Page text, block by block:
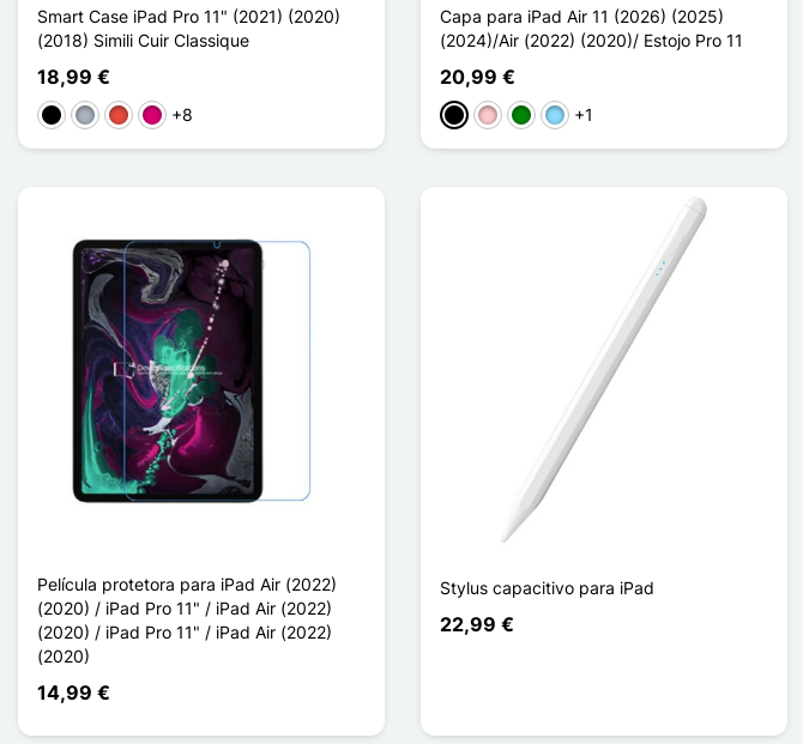
Smart Case iPad Pro 11" (2021) (2020)
(2018) Simili Cuir Classique
18,99 €
PretoCinzentoVermelho
Magenta
+8
Capa para iPad Air 11 (2026) (2025)
(2024)/Air (2022) (2020)/ Estojo Pro 11
20,99 €
PretoRosaVerdeAzul Claro
+1
Película protetora para iPad Air (2022)
(2020) / iPad Pro 11" / iPad Air (2022)
(2020) / iPad Pro 11" / iPad Air (2022)
(2020)
14,99 €
Stylus capacitivo para iPad
22,99 €